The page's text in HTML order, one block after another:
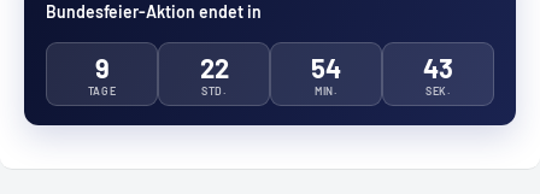
Bundesfeier-Aktion endet in
9
TAGE
22
STD.
54
MIN.
43
SEK.